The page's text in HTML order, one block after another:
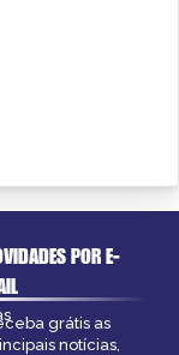
POR E-
grátis as
notícias,